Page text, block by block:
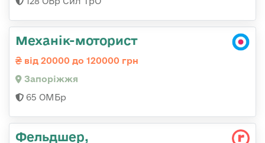
Механік-моторист
від 20000 до 120000 грн
Запоріжжя
65 ОМБр
Фельдшер,